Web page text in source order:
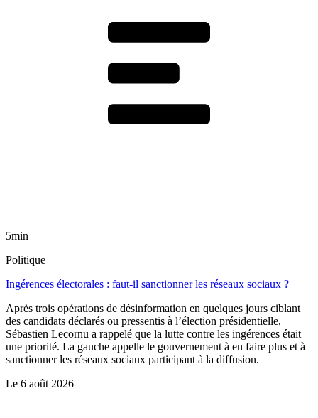
5min
Politique
Ingérences électorales : faut-il sanctionner les réseaux sociaux ?
Après trois opérations de désinformation en quelques jours ciblant
des candidats déclarés ou pressentis à l’élection présidentielle,
Sébastien Lecornu a rappelé que la lutte contre les ingérences était
une priorité. La gauche appelle le gouvernement à en faire plus et à
sanctionner les réseaux sociaux participant à la diffusion.
Le 6 août 2026